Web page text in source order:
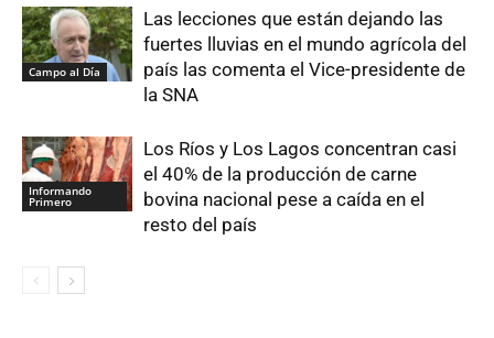
Campo al Día
Las lecciones que están dejando las
fuertes lluvias en el mundo agrícola del
país las comenta el Vice-presidente de
la SNA
Informando
Primero
Los Ríos y Los Lagos concentran casi
el 40% de la producción de carne
bovina nacional pese a caída en el
resto del país